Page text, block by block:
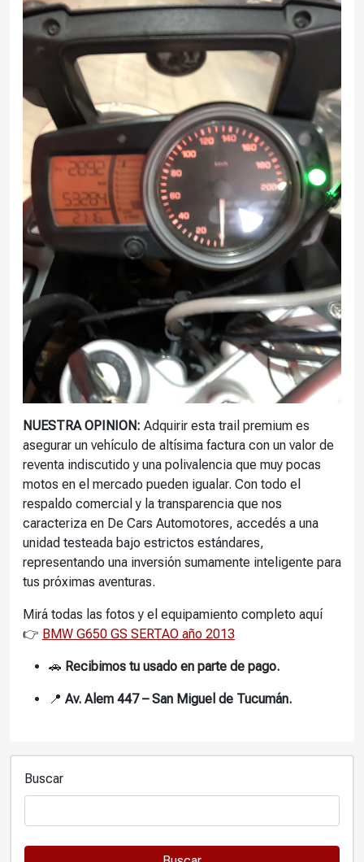
NUESTRA OPINION: Adquirir esta trail premium es
asegurar un vehículo de altísima factura con un valor de
reventa indiscutido y una polivalencia que muy pocas
motos en el mercado pueden igualar. Con todo el
respaldo comercial y la transparencia que nos
caracteriza en De Cars Automotores, accedés a una
unidad testeada bajo estrictos estándares,
representando una inversión sumamente inteligente para
tus próximas aventuras.
Mirá todas las fotos y el equipamiento completo aquí
👉 BMW G650 GS SERTAO año 2013
🚗 Recibimos tu usado en parte de pago.
📍 Av. Alem 447 – San Miguel de Tucumán.
Buscar